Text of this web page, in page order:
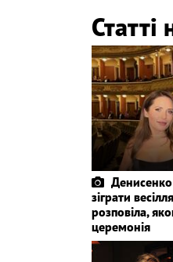
Статті
зіграти
розповіла,
церемонія